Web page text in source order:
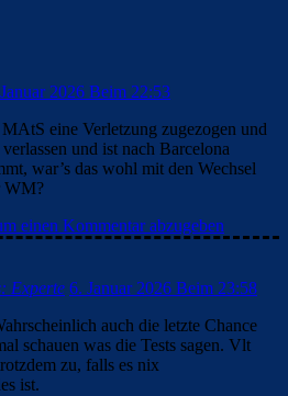
2026 Beim 22:53
eine Verletzung zugezogen und
und ist nach Barcelona
war’s das wohl mit den Wechsel
WM?
einen Kommentar abzugeben
Experte 6. Januar 2026 Beim 23:58
auch die letzte Chance
schauen was die Tests sagen. Vlt
zu, falls es nix
ist.